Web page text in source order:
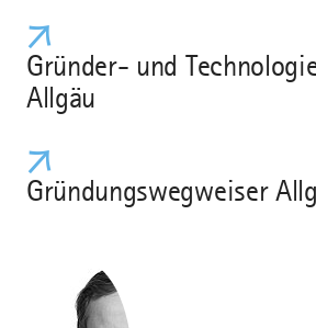
Gründer- und
Allgäu
Gründungswegweiser